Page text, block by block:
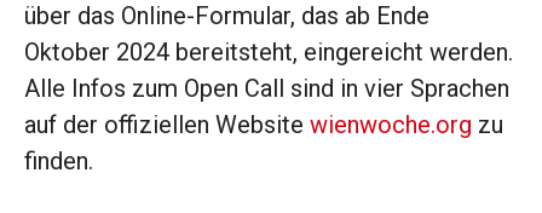
über das Online-Formular, das ab Ende
Oktober 2024 bereitsteht, eingereicht werden.
Alle Infos zum Open Call sind in vier Sprachen
auf der offiziellen Website wienwoche.org zu
finden.